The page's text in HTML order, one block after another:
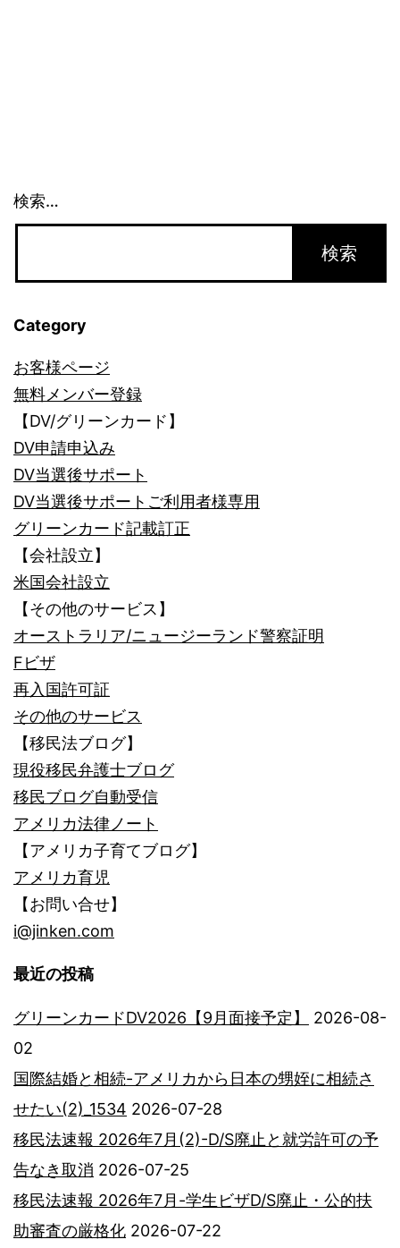
検索…
Category
お客様ページ
無料メンバー登録
【DV/グリーンカード】
DV申請申込み
DV当選後サポート
DV当選後サポートご利用者様専用
グリーンカード記載訂正
【会社設立】
米国会社設立
【その他のサービス】
オーストラリア/ニュージーランド警察証明
Fビザ
再入国許可証
その他のサービス
【移民法ブログ】
現役移民弁護士ブログ
移民ブログ自動受信
アメリカ法律ノート
【アメリカ子育てブログ】
アメリカ育児
【お問い合せ】
i@jinken.com
最近の投稿
グリーンカードDV2026【9月面接予定】
2026-08-
02
国際結婚と相続-アメリカから日本の甥姪に相続さ
せたい(2)_1534 2026-07-28
移民法速報 2026年7月(2)-D/S廃止と就労許可の予
告なき取消 2026-07-25
移民法速報 2026年7月-学生ビザD/S廃止・公的扶
助審査の厳格化 2026-07-22